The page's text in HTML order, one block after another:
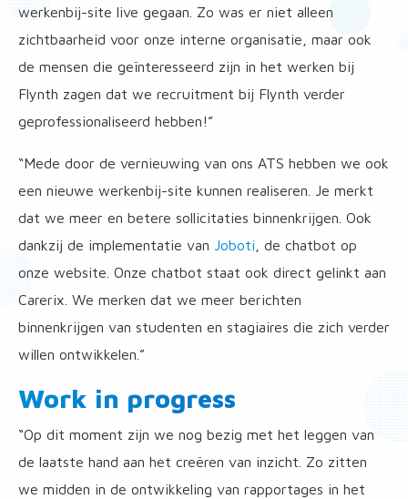
werkenbij-site live gegaan. Zo was er niet alleen
zichtbaarheid voor onze interne organisatie, maar ook
de mensen die geïnteresseerd zijn in het werken bij
Flynth zagen dat we recruitment bij Flynth verder
geprofessionaliseerd hebben!”
“Mede door de vernieuwing van ons ATS hebben we ook
een nieuwe werkenbij-site kunnen realiseren. Je merkt
dat we meer en betere sollicitaties binnenkrijgen. Ook
dankzij de implementatie van Joboti , de chatbot op
onze website. Onze chatbot staat ook direct gelinkt aan
Carerix. We merken dat we meer berichten
binnenkrijgen van studenten en stagiaires die zich verder
willen ontwikkelen.”
Work in progress
“Op dit moment zijn we nog bezig met het leggen van
de laatste hand aan het creëren van inzicht. Zo zitten
we midden in de ontwikkeling van rapportages in het